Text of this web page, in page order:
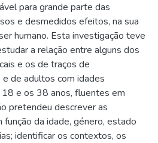
para grande parte das
e desmedidos efeitos, na sua
humano. Esta investigação teve
a relação entre alguns dos
e os de traços de
de adultos com idades
e os 38 anos, fluentes em
pretendeu descrever as
função da idade, género, estado
identificar os contextos, os